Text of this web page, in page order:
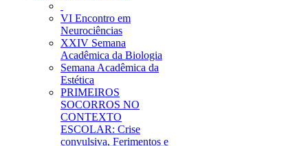
VI Encontro em
Neurociências
XXIV Semana
Acadêmica da Biologia
Semana Acadêmica da
Estética
PRIMEIROS
SOCORROS NO
CONTEXTO
ESCOLAR: Crise
convulsiva, Ferimentos e